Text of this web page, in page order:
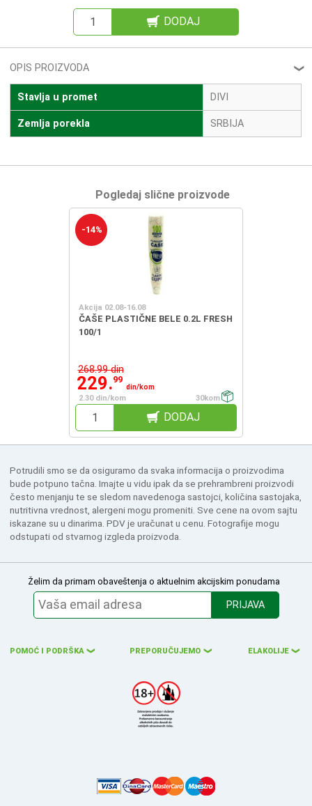
DODAJ
OPIS PROIZVODA ❮
Stavlja u promet DIVI
Zemlja porekla SRBIJA
Pogledaj slične proizvode
-14%
Akcija 02.08-16.08
ČAŠE PLASTIČNE BELE 0.2L FRESH
100/1
268.99 din
229.99
din/kom
2.30 din/kom
30kom
DODAJ
Potrudili smo se da osiguramo da svaka informacija o proizvodima
bude potpuno tačna. Imajte u vidu ipak da se prehrambreni proizvodi
često menjanju te se sledom navedenoga sastojci, količina sastojaka,
nutritivna vrednost, alergeni mogu promeniti. Sve cene na ovom sajtu
iskazane su u dinarima. PDV je uračunat u cenu. Fotografije mogu
odstupati od stvarnog izgleda proizvoda.
Želim da primam obaveštenja o aktuelnim akcijskim ponudama
PRIJAVA
POMOĆ I PODRŠKA ❮ PREPORUČUJEMO ❮ ELAKOLIJE ❮